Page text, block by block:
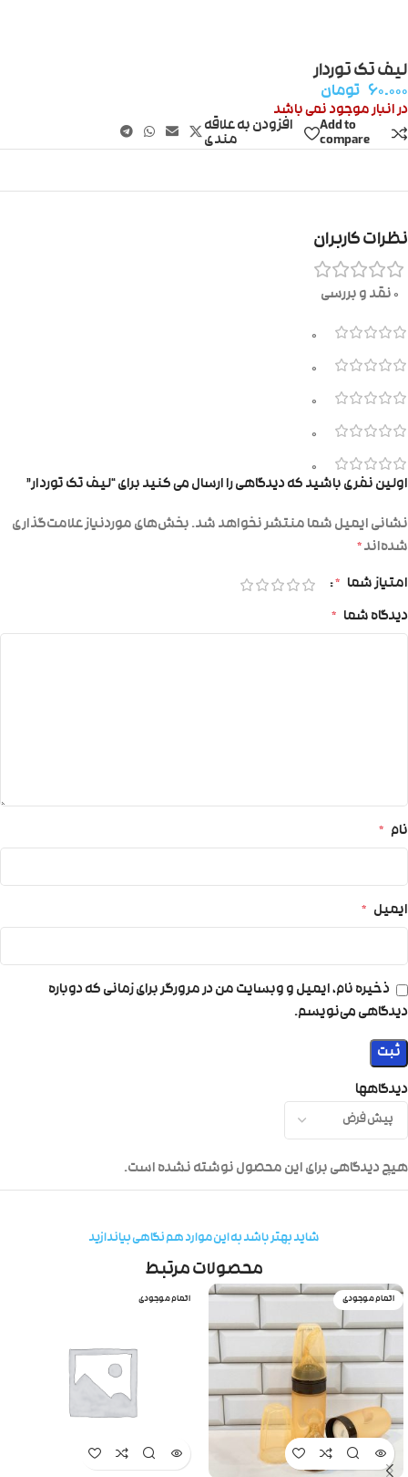
لیف تک توردار
۶۰.۰۰۰ تومان
در انبار موجود نمی باشد
Add to
compare
افزودن به علاقه
مندی
نظرات کاربران
0 نقد و بررسی
0
0
0
0
0
دیدگاهها
هیچ دیدگاهی برای این محصول نوشته نشده است.
اولین نفری باشید که دیدگاهی را ارسال می کنید برای “لیف تک توردار”
نشانی ایمیل شما منتشر نخواهد شد.بخش‌های موردنیاز علامت‌گذاری
شده‌اند*
امتیاز شما *
دیدگاه شما *
نام *
ایمیل *
ذخیره نام، ایمیل و وبسایت من در مرورگر برای زمانی که دوباره
دیدگاهی می‌نویسم.
شاید بهتر باشد به این موارد هم نگاهی بیاندازید
محصولات مرتبط
اتمام موجودی اتمام موجودی